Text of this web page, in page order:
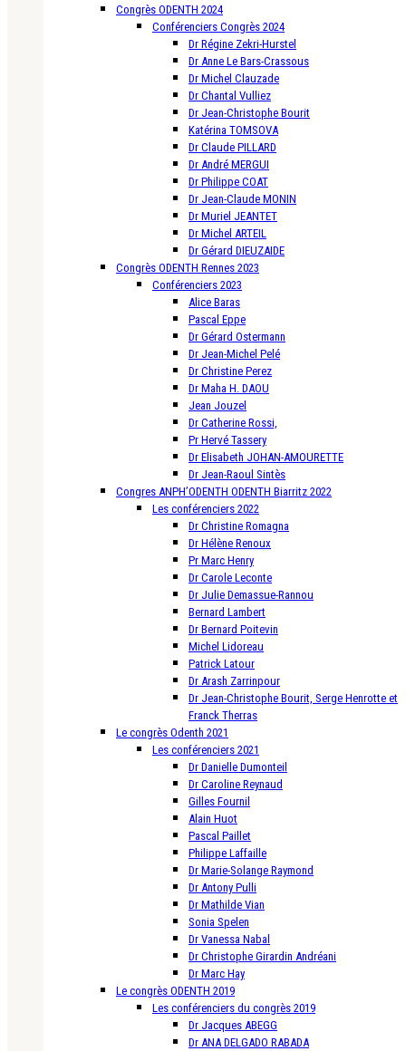
Congrès ODENTH 2024
Conférenciers Congrès 2024
Dr Régine Zekri-Hurstel
Dr Anne Le Bars-Crassous
Dr Michel Clauzade
Dr Chantal Vulliez
Dr Jean-Christophe Bourit
Katérina TOMSOVA
Dr Claude PILLARD
Dr André MERGUI
Dr Philippe COAT
Dr Jean-Claude MONIN
Dr Muriel JEANTET
Dr Michel ARTEIL
Dr Gérard DIEUZAIDE
Congrès ODENTH Rennes 2023
Conférenciers 2023
Alice Baras
Pascal Eppe
Dr Gérard Ostermann
Dr Jean-Michel Pelé
Dr Christine Perez
Dr Maha H. DAOU
Jean Jouzel
Dr Catherine Rossi,
Pr Hervé Tassery
Dr Elisabeth JOHAN-AMOURETTE
Dr Jean-Raoul Sintès
Congres ANPH’ODENTH ODENTH Biarritz 2022
Les conférenciers 2022
Dr Christine Romagna
Dr Hélène Renoux
Pr Marc Henry
Dr Carole Leconte
Dr Julie Demassue-Rannou
Bernard Lambert
Dr Bernard Poitevin
Michel Lidoreau
Patrick Latour
Dr Arash Zarrinpour
Dr Jean-Christophe Bourit, Serge Henrotte et
Franck Therras
Le congrès Odenth 2021
Les conférenciers 2021
Dr Danielle Dumonteil
Dr Caroline Reynaud
Gilles Fournil
Alain Huot
Pascal Paillet
Philippe Laffaille
Dr Marie-Solange Raymond
Dr Antony Pulli
Dr Mathilde Vian
Sonia Spelen
Dr Vanessa Nabal
Dr Christophe Girardin Andréani
Dr Marc Hay
Le congrès ODENTH 2019
Les conférenciers du congrès 2019
Dr Jacques ABEGG
Dr ANA DELGADO RABADA